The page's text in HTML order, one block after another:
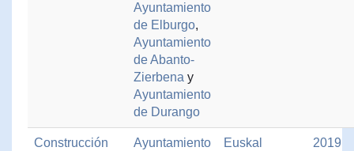
Ayuntamiento
de Elburgo,
Ayuntamiento
de Abanto-
Zierbena y
Ayuntamiento
de Durango
Construcción
Ayuntamiento
Euskal
2019